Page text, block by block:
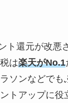
ト還元が改悪
は楽天がNo.1
ソンなどでも
トアップに役